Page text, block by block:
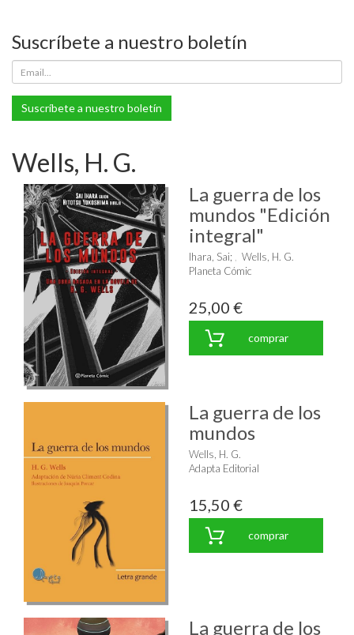
Suscríbete a nuestro boletín
Suscríbete a nuestro boletín
Wells, H. G.
La guerra de los
mundos "Edición
integral"
Ihara, Sai;
Wells, H. G.
Planeta Cómic
25,00 €
comprar
La guerra de los
mundos
Wells, H. G.
Adapta Editorial
15,50 €
comprar
La guerra de los